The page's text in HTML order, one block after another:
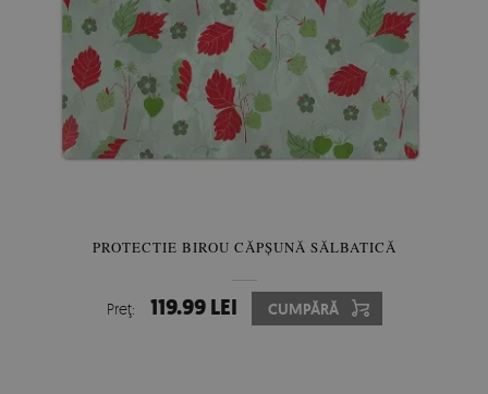
PROTECTIE BIROU CĂPȘUNĂ SĂLBATICĂ
Preţ: 119.99 LEI CUMPĂRĂ